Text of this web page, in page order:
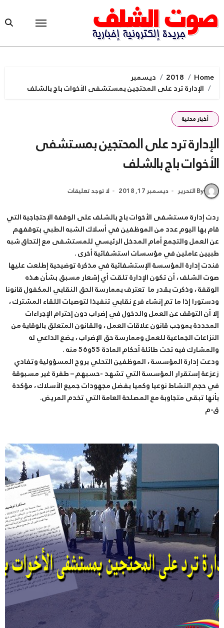
to
content
Home
2018
ديسمبر
الإدارة ترد على المحتجين بمستشفى الأخوات باج بالشلف
أخبار محلية
الإدارة ترد على المحتجين بمستشفى
الأخوات باج بالشلف
By التحرير ديسمبر 17, 2018 لا توجد تعليقات
ردت إدارة مستشفى الأخوات باج بالشلف على الوقفة الإحتجاجية التي
قام بها اليوم عدد من الموظفين في أسلاك الشبه الطبي بتوقفهم
عن العمل والتجمع أمام المدخل الرئيسي للمستشفى مع إلتحاق شبه
طبيين عاملين في مؤسسات استشفائية أخرى .
فندت إدارة المؤسسة الإستشفائية في مذكرة توضيحية إطلعت عليها
صوت الشلف ، أن تكون الإدارة تلقت أي إشعار مسبق بشأن هذه
الوقفة ، وذكرت بقدر ما تعترف بممارسة الحق النقابي المكفول قانونا
ودستورا إذا ما تم إنشاء فرع نقابي تنفيذا لتوصيات اللقاء المشترك ،
إلا أن التوقف عن العمل والدخول في إضراب دون إحترام الإجراءات
المحددة بموجب قانون علاقات العمل ، والقانون المتعلق بالوقاية من
النزاعات الجماعية للعمل وممارسة حق الإضراب ، يضع الداعي له
والمشارك فيه تحت طائلة أحكام المادة 55و56 منه .
ودعت إدارة المؤسسة ، الموظفين التحلي بروح المسؤولية وتفادي
زعزعة إستقرار المؤسسة التي تشهد -حسبهم – طفرة غير مسبوقة
في حجم النشاط نوعيا وكميا بفضل مجهودات جميع الأسلاك ، مؤكدة
بأنها تبقى متجاوبة مع المصلحة العامة التي تخدم المريض.
ق-م